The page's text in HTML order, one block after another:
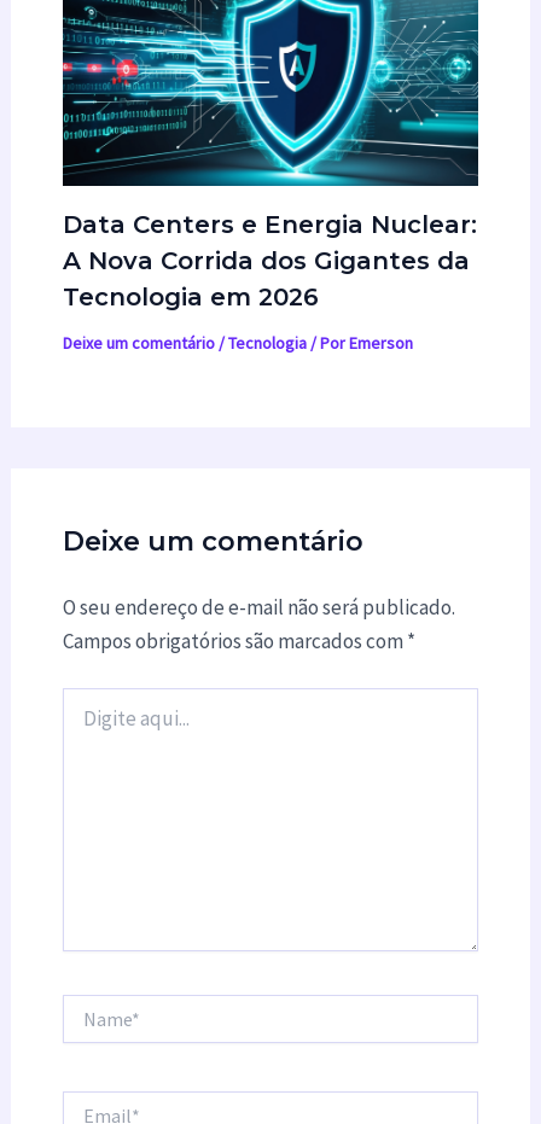
Data Centers e Energia Nuclear:
A Nova Corrida dos Gigantes da
Tecnologia em 2026
Deixe um comentário/Tecnologia/ PorEmerson
Deixe um comentário
O seu endereço de e-mail não será publicado.
Campos obrigatórios são marcados com*
aqui...